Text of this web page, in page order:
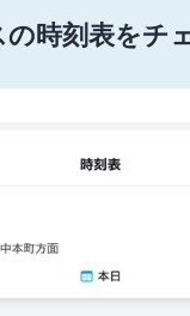
の時刻表をチ